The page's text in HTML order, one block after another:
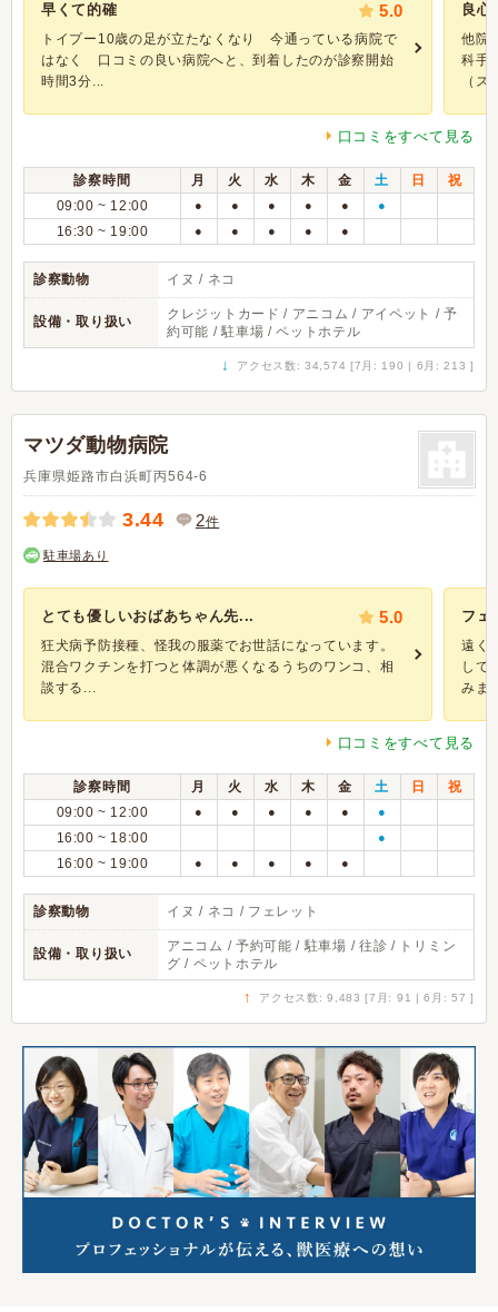
早くて的確 5.0
トイプー10歳の足が立たなくなり 今通っている病院で
はなく 口コミの良い病院へと、到着したのが診察開始
時間3分...
良心
他院
科手
（ス
口コミをすべて見る
診察時間 月 火 水 木 金 土 日
祝
09:00 ~ 12:00
● ● ● ● ● ●
16:30 ~ 19:00 ● ● ● ● ●
診察動物 イヌ / ネコ
設備・取り扱い
クレジットカード / アニコム / アイペット / 予
約可能 / 駐車場 / ペットホテル
↓ アクセス数: 34,574 [7月: 190 | 6月: 213 ]
マツダ動物病院
兵庫県姫路市白浜町丙564-6
3.44 2件
駐車場あり
とても優しいおばあちゃん先... 5.0
狂犬病予防接種、怪我の服薬でお世話になっています。
混合ワクチンを打つと体調が悪くなるうちのワンコ、相
談する...
フェ
遠く
して
みま
口コミをすべて見る
診察時間 月 火 水 木 金 土 日
祝
09:00 ~ 12:00
● ● ● ● ● ●
16:00 ~ 18:00 ●
16:00 ~ 19:00 ● ● ● ● ●
診察動物 イヌ / ネコ / フェレット
設備・取り扱い
アニコム / 予約可能 / 駐車場 / 往診 / トリミン
グ / ペットホテル
↑ アクセス数: 9,483 [7月: 91 | 6月: 57 ]